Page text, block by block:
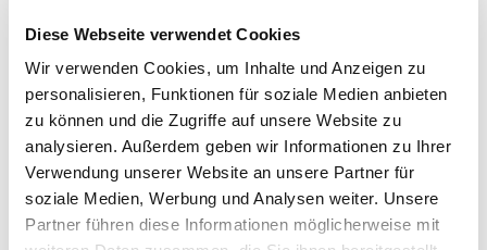
Diese Webseite verwendet Cookies
Wir verwenden Cookies, um Inhalte und Anzeigen zu
personalisieren, Funktionen für soziale Medien anbieten
zu können und die Zugriffe auf unsere Website zu
analysieren. Außerdem geben wir Informationen zu Ihrer
Verwendung unserer Website an unsere Partner für
soziale Medien, Werbung und Analysen weiter. Unsere
Partner führen diese Informationen möglicherweise mit
Herzliche Einladung zur Kinderkirche!
Wo : Gemeindehaus St. Nikolaus Blankenfelde
Wann: Termine folgen.
Wer: alle Kinder zwischen 2 und 8 Jahren
(gerne in Begleitung von euren Eltern oder Großeltern)